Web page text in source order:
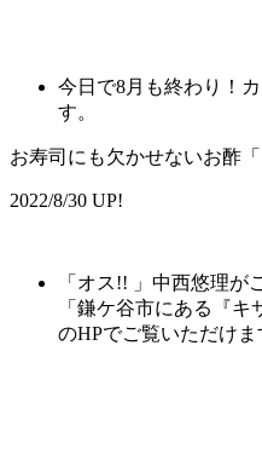
今日で8月も終わり！
す。
お寿司にも欠かせないお酢「
2022/8/30 UP!
「オス!! 」中西悠理が
「 鎌ケ谷市にある『キ
のHPでご覧いただけま